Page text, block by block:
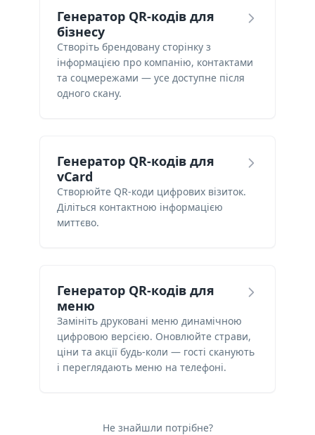
Генератор QR-кодів для
бізнесу
Створіть брендовану сторінку з
інформацією про компанію, контактами
та соцмережами — усе доступне після
одного скану.
Генератор QR-кодів для
vCard
Створюйте QR-коди цифрових візиток.
Діліться контактною інформацією
миттєво.
Генератор QR-кодів для
меню
Замініть друковані меню динамічною
цифровою версією. Оновлюйте страви,
ціни та акції будь-коли — гості сканують
і переглядають меню на телефоні.
Не знайшли потрібне?